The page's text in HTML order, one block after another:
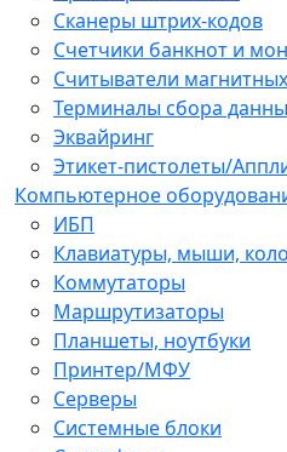
Сканеры штрих-кодов
Счетчики банкнот и
Считыватели
Терминалы сбора
Эквайринг
Этикет-пистолеты/
Компьютерное
ИБП
Клавиатуры, мыши,
Коммутаторы
Маршрутизаторы
Планшеты, ноутбуки
Принтер/МФУ
Серверы
Системные блоки